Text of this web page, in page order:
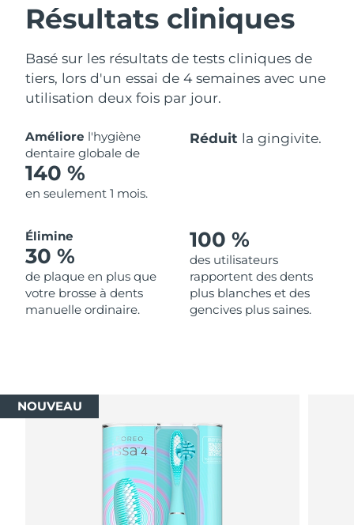
Résultats cliniques
Basé sur les résultats de tests cliniques de
tiers, lors d'un essai de 4 semaines avec une
utilisation deux fois par jour.
Améliore l'hygiène
dentaire globale de
140 %
en seulement 1 mois.
Réduit la gingivite.
Élimine
30 %
de plaque en plus que
votre brosse à dents
manuelle ordinaire.
100 %
des utilisateurs
rapportent des dents
plus blanches et des
gencives plus saines.
NOUVEAU